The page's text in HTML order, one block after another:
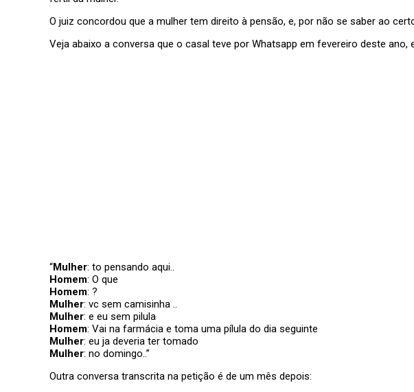
O juiz concordou que a mulher tem direito à pensão, e, por não se saber ao
Veja abaixo a conversa que o casal teve por Whatsapp em fevereiro deste ano,
“Mulher: to pensando aqui..
Homem: O que
Homem: ?
Mulher: vc sem camisinha ..
Mulher: e eu sem pilula
Homem: Vai na farmácia e toma uma pílula do dia seguinte
Mulher: eu ja deveria ter tomado
Mulher: no domingo..”
Outra conversa transcrita na petição é de um mês depois: